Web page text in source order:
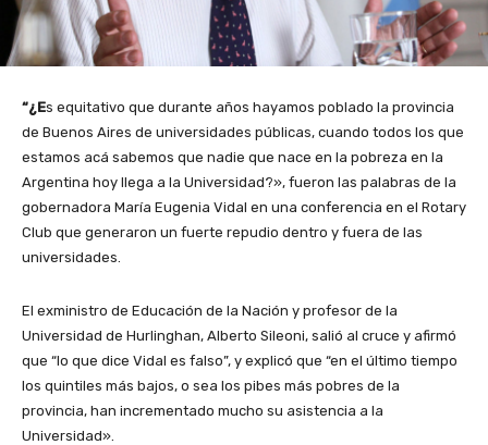
“¿Es equitativo que durante años hayamos poblado la provincia
de Buenos Aires de universidades públicas, cuando todos los que
estamos acá sabemos que nadie que nace en la pobreza en la
Argentina hoy llega a la Universidad?», fueron las palabras de la
gobernadora María Eugenia Vidal en una conferencia en el Rotary
Club que generaron un fuerte repudio dentro y fuera de las
universidades.
El exministro de Educación de la Nación y profesor de la
Universidad de Hurlinghan, Alberto Sileoni, salió al cruce y afirmó
que “lo que dice Vidal es falso”, y explicó que “en el último tiempo
los quintiles más bajos, o sea los pibes más pobres de la
provincia, han incrementado mucho su asistencia a la
Universidad».